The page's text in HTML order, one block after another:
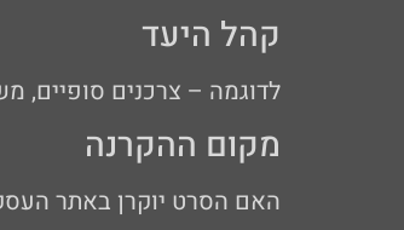
קהל היעד
לדוגמה – צרכנים סופיים,
מקום ההקרנה
האם הסרט יוקרן באתר